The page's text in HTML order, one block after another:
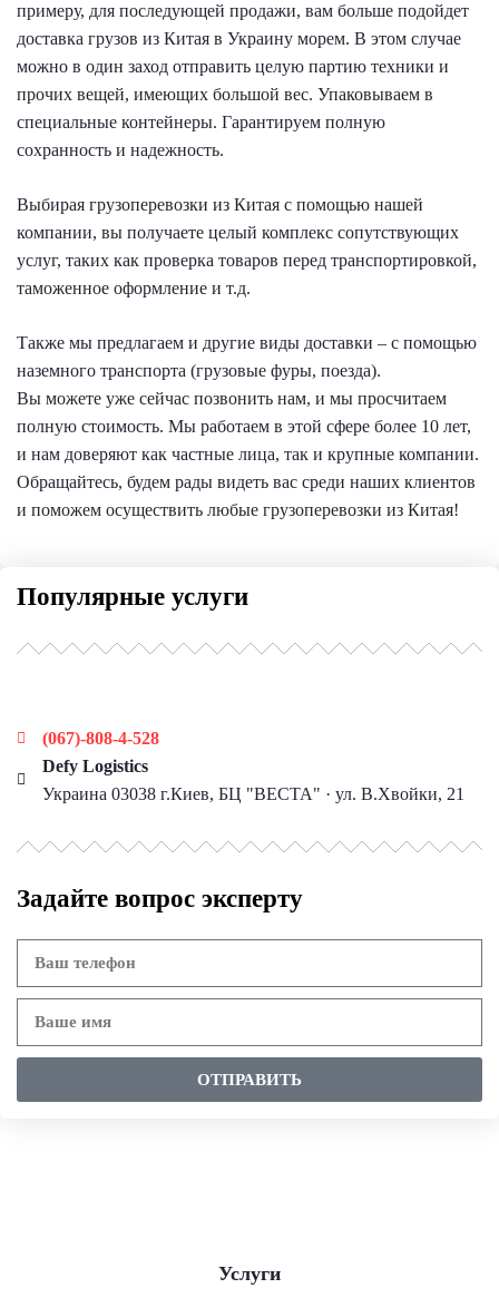
примеру, для последующей продажи, вам больше подойдет
доставка грузов из Китая в Украину морем. В этом случае
можно в один заход отправить целую партию техники и
прочих вещей, имеющих большой вес. Упаковываем в
специальные контейнеры. Гарантируем полную
сохранность и надежность.
Выбирая грузоперевозки из Китая с помощью нашей
компании, вы получаете целый комплекс сопутствующих
услуг, таких как проверка товаров перед транспортировкой,
таможенное оформление и т.д.
Также мы предлагаем и другие виды доставки – с помощью
наземного транспорта (грузовые фуры, поезда).
Вы можете уже сейчас позвонить нам, и мы просчитаем
полную стоимость. Мы работаем в этой сфере более 10 лет,
и нам доверяют как частные лица, так и крупные компании.
Обращайтесь, будем рады видеть вас среди наших клиентов
и поможем осуществить любые грузоперевозки из Китая!
Популярные услуги
(067)-808-4-528
Defy Logistics
Украина 03038 г.Киев, БЦ "ВЕСТА" · ул. В.Хвойки, 21
Задайте вопрос эксперту
ОТПРАВИТЬ
Услуги